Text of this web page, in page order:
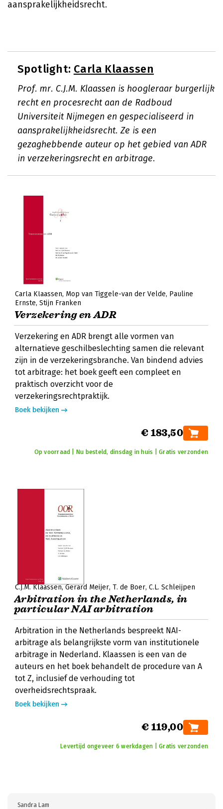
aansprakelijkheidsrecht.
Spotlight: Carla Klaassen
Prof. mr. C.J.M. Klaassen is hoogleraar burgerlijk
recht en procesrecht aan de Radboud
Universiteit Nijmegen en gespecialiseerd in
aansprakelijkheidsrecht. Ze is een
gezaghebbende auteur op het gebied van ADR
in verzekeringsrecht en arbitrage.
Carla Klaassen Mop van Tiggele-van der Velde Pauline
Ernste Stijn Franken
Verzekering en ADR
Verzekering en ADR brengt alle vormen van
alternatieve geschilbeslechting samen die relevant
zijn in de verzekeringsbranche. Van bindend advies
tot arbitrage: het boek geeft een compleet en
praktisch overzicht voor de
verzekeringsrechtpraktijk.
Boek bekijken
€ 183,50
Op voorraad | Nu besteld, dinsdag in huis | Gratis verzonden
C.J.M. Klaassen Gerard Meijer T. de Boer C.L. Schleijpen
Arbitration in the Netherlands, in
particular NAI arbitration
Arbitration in the Netherlands bespreekt NAI-
arbitrage als belangrijkste vorm van institutionele
arbitrage in Nederland. Klaassen is een van de
auteurs en het boek behandelt de procedure van A
tot Z, inclusief de verhouding tot
overheidsrechtspraak.
Boek bekijken
€ 119,00
Levertijd ongeveer 6 werkdagen | Gratis verzonden
Sandra Lam